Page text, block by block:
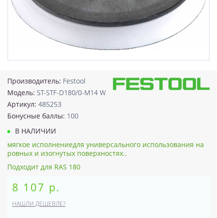
Производитель: Festool
Модель: ST-STF-D180/0-M14 W
Артикул: 485253
Бонусные баллы: 100
В НАЛИЧИИ
мягкое исполнениедля универсального использования на
ровных и изогнутых поверхностях..
Подходит для RAS 180
8 107 р.
НАШЛИ ДЕШЕВЛЕ?